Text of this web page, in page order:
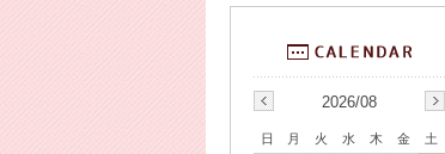
2026/08
日 月 火 水 木 金
土